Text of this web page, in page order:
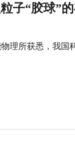
子“胶球”
理所获悉，我